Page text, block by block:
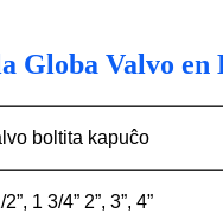
Globa Valvo
boltita kapuĉo
1 3/4” 2”, 3”, 4”